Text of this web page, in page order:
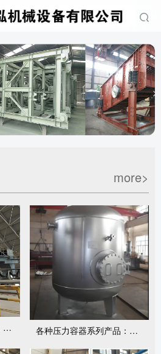
more>
矿山设备系列 ：推焦杆，推焦头，行走机构等 各种压力容器系列产品：包括但不局限于白钢和特殊钢罐体